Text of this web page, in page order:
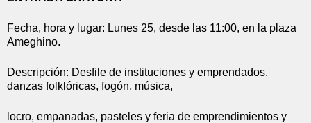
Fecha, hora y lugar: Lunes 25, desde las 11:00, en la plaza
Ameghino.
Descripción: Desfile de instituciones y emprendados,
danzas folklóricas, fogón, música,
locro, empanadas, pasteles y feria de emprendimientos y